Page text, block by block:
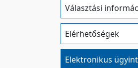
Választási
Elérhetőségek
Elektronikus